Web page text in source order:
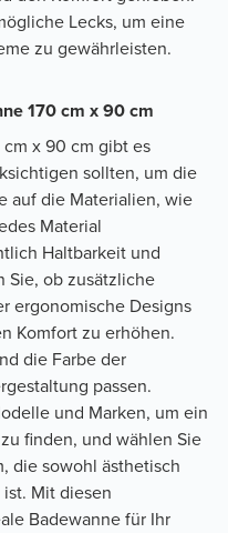
Lecks, um eine
zu gewährleisten.
170 cm x 90 cm
x 90 cm gibt es
sollten, um die
auf die Materialien, wie
Material
Haltbarkeit und
Sie, ob zusätzliche
ergonomische Designs
Komfort zu erhöhen.
die Farbe der
passen.
und Marken, um ein
finden, und wählen Sie
die sowohl ästhetisch
Mit diesen
Badewanne für Ihr